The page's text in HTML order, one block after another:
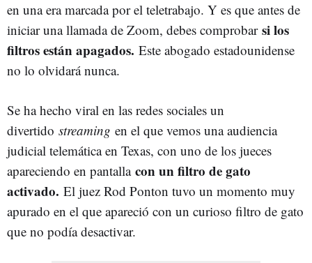
en una era marcada por el teletrabajo. Y es que antes de
iniciar una llamada de Zoom, debes comprobar si los
filtros están apagados. Este abogado estadounidense
no lo olvidará nunca.
Se ha hecho viral en las redes sociales un
divertido streaming en el que vemos una audiencia
judicial telemática en Texas, con uno de los jueces
apareciendo en pantalla con un filtro de gato
activado. El juez Rod Ponton tuvo un momento muy
apurado en el que apareció con un curioso filtro de gato
que no podía desactivar.